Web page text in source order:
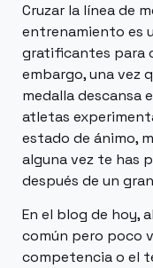
Cruzar la línea de
entrenamiento es
gratificantes para
embargo, una vez
medalla descansa
atletas
estado de ánimo,
alguna vez te has
después de un
En el blog de hoy,
común pero poco
competencia o el